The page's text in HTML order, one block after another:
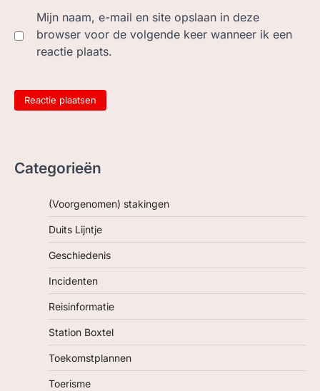
Mijn naam, e-mail en site opslaan in deze
browser voor de volgende keer wanneer ik een
reactie plaats.
Categorieën
(Voorgenomen) stakingen
Duits Lijntje
Geschiedenis
Incidenten
Reisinformatie
Station Boxtel
Toekomstplannen
Toerisme